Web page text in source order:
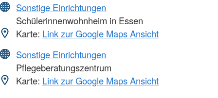
Sonstige Einrichtungen
Schülerinnenwohnheim in Essen
Karte: Link zur Google Maps Ansicht
Sonstige Einrichtungen
Pflegeberatungszentrum
Karte: Link zur Google Maps Ansicht